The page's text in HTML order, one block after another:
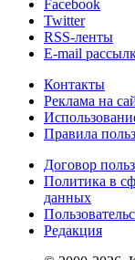
Facebook
Twitter
RSS-ленты
E-mail
Контакты
Реклама на
Правила
Договор
Политика в
данных
Редакция